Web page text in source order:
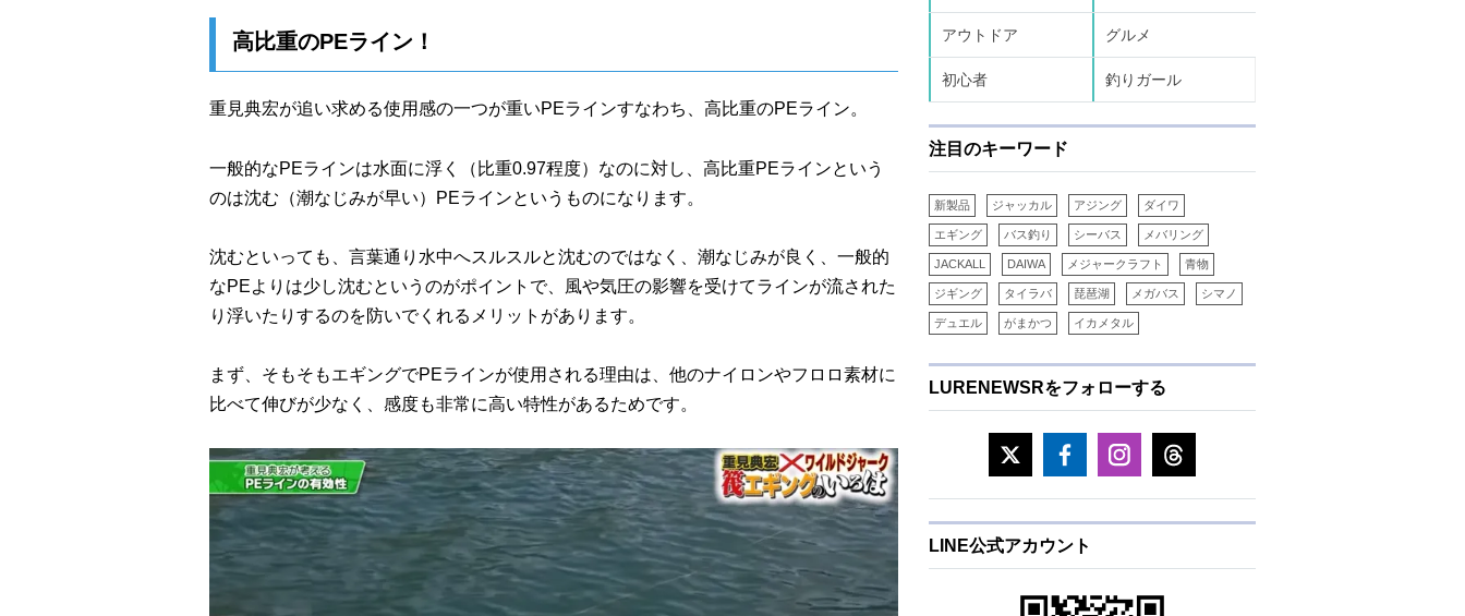
高比重のPEライン！
重見典宏が追い求める使用感の一つが重いPEラインすなわち、高比重のPEライン。
一般的なPEラインは水面に浮く（比重0.97程度）なのに対し、高比重PEラインという
のは沈む（潮なじみが早い）PEラインというものになります。
沈むといっても、言葉通り水中へスルスルと沈むのではなく、潮なじみが良く、一般的
なPEよりは少し沈むというのがポイントで、風や気圧の影響を受けてラインが流された
り浮いたりするのを防いでくれるメリットがあります。
まず、そもそもエギングでPEラインが使用される理由は、他のナイロンやフロロ素材に
比べて伸びが少なく、感度も非常に高い特性があるためです。
アウトドア グルメ
初心者 釣りガール
注目のキーワード
新製品 ジャッカル アジング ダイワ
エギング バス釣り シーバス メバリング
JACKALL DAIWA メジャークラフト 青物
ジギング タイラバ 琵琶湖 メガバス シマノ
デュエル がまかつ イカメタル
LURENEWSRをフォローする
LINE公式アカウント